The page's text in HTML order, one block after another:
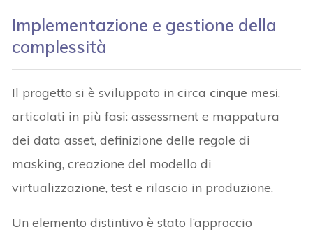
Implementazione e gestione della
complessità
Il progetto si è sviluppato in circa cinque mesi,
articolati in più fasi: assessment e mappatura
dei data asset, definizione delle regole di
masking, creazione del modello di
virtualizzazione, test e rilascio in produzione.
Un elemento distintivo è stato l’approccio